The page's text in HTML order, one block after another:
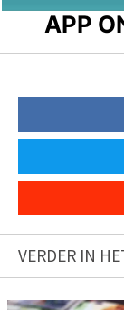
APP
VERDER IN